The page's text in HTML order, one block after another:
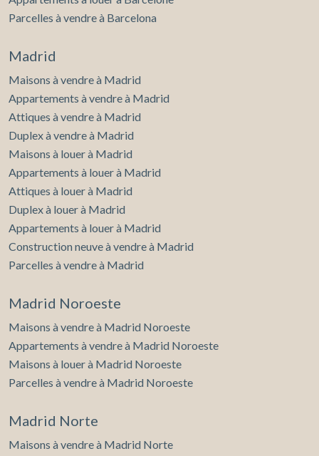
Parcelles à vendre à Barcelona
Madrid
Maisons à vendre à Madrid
Appartements à vendre à Madrid
Attiques à vendre à Madrid
Duplex à vendre à Madrid
Maisons à louer à Madrid
Appartements à louer à Madrid
Attiques à louer à Madrid
Duplex à louer à Madrid
Appartements à louer à Madrid
Construction neuve à vendre à Madrid
Parcelles à vendre à Madrid
Madrid Noroeste
Maisons à vendre à Madrid Noroeste
Appartements à vendre à Madrid Noroeste
Maisons à louer à Madrid Noroeste
Parcelles à vendre à Madrid Noroeste
Madrid Norte
Maisons à vendre à Madrid Norte